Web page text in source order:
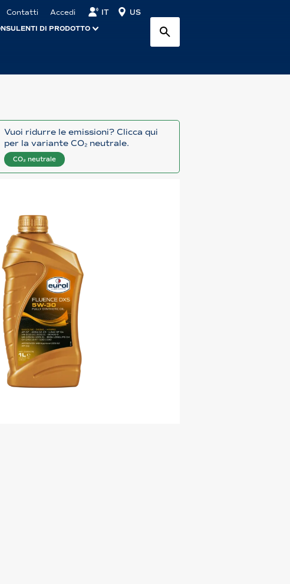
Contatti Accedi IT US
DI PRODOTTO
Vuoi ridurre le emissioni? Clicca qui
per la variante CO₂ neutrale.
CO₂ neutrale